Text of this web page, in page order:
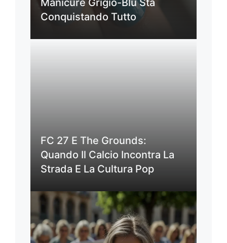
Conquistando Tutto
FC 27 E The Grounds:
Quando Il Calcio Incontra La
Strada E La Cultura Pop